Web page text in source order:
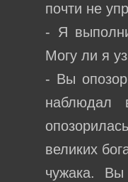
почти не
- Я
Могу ли я
- Вы
наблюдал
великих
чужака. Вы